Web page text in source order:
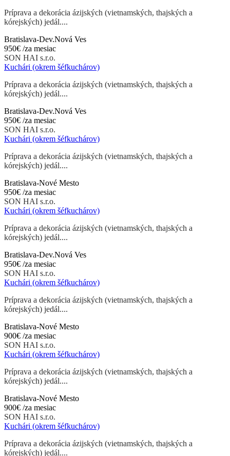
Príprava a dekorácia ázijských (vietnamských, thajských a
kórejských) jedál....
Bratislava-Dev.Nová Ves
950€ /za mesiac
SON HAI s.r.o.
Kuchári (okrem šéfkuchárov)
Príprava a dekorácia ázijských (vietnamských, thajských a
kórejských) jedál....
Bratislava-Dev.Nová Ves
950€ /za mesiac
SON HAI s.r.o.
Kuchári (okrem šéfkuchárov)
Príprava a dekorácia ázijských (vietnamských, thajských a
kórejských) jedál....
Bratislava-Nové Mesto
950€ /za mesiac
SON HAI s.r.o.
Kuchári (okrem šéfkuchárov)
Príprava a dekorácia ázijských (vietnamských, thajských a
kórejských) jedál....
Bratislava-Dev.Nová Ves
950€ /za mesiac
SON HAI s.r.o.
Kuchári (okrem šéfkuchárov)
Príprava a dekorácia ázijských (vietnamských, thajských a
kórejských) jedál....
Bratislava-Nové Mesto
900€ /za mesiac
SON HAI s.r.o.
Kuchári (okrem šéfkuchárov)
Príprava a dekorácia ázijských (vietnamských, thajských a
kórejských) jedál....
Bratislava-Nové Mesto
900€ /za mesiac
SON HAI s.r.o.
Kuchári (okrem šéfkuchárov)
Príprava a dekorácia ázijských (vietnamských, thajských a
kórejských) jedál....